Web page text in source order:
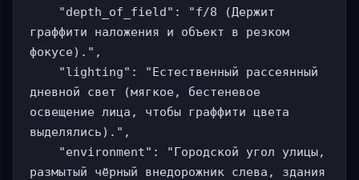
граффити наложения и объект в резком
фокусе).",
дневной свет (мягкое, бестеневое
освещение лица, чтобы граффити цвета
выделялись).",
размытый чёрный внедорожник слева, здания